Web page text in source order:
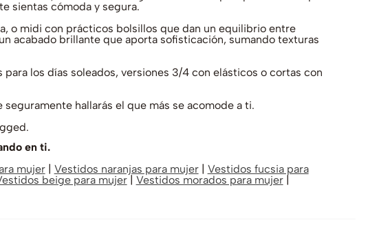
sientas cómoda y segura.
o midi con prácticos bolsillos que dan un equilibrio entre
acabado brillante que aporta sofisticación, sumando texturas
los días soleados, versiones 3/4 con elásticos o cortas con
hallarás el que más se acomode a ti.
en ti.
mujer| Vestidos naranjas para mujer| Vestidos fucsia para
beige para mujer| Vestidos morados para mujer|